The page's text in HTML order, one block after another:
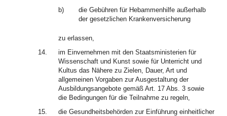
b)
die Gebühren für Hebammenhilfe außerhalb
der gesetzlichen Krankenversicherung
zu erlassen,
14.
im Einvernehmen mit den Staatsministerien für
Wissenschaft und Kunst sowie für Unterricht und
Kultus das Nähere zu Zielen, Dauer, Art und
allgemeinen Vorgaben zur Ausgestaltung der
Ausbildungsangebote gemäß Art. 17 Abs. 3 sowie
die Bedingungen für die Teilnahme zu regeln,
15.
die Gesundheitsbehörden zur Einführung einheitlicher